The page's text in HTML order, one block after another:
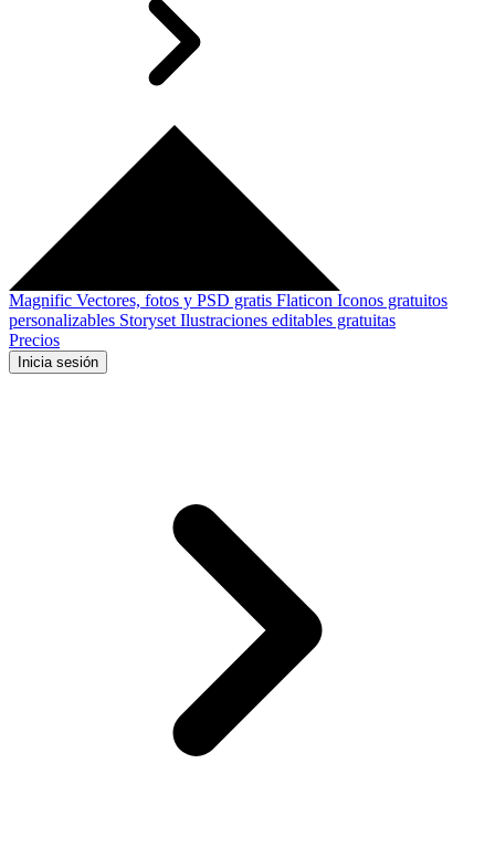
Magnific Vectores, fotos y PSD gratis Flaticon Iconos gratuitos
personalizables Storyset Ilustraciones editables gratuitas
Precios
Inicia sesión